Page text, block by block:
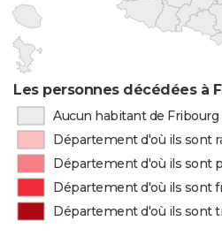
Les personnes décédées à
Aucun habitant de
Département d'où ils sont
Département d'où ils sont
Département d'où ils sont
Département d'où ils sont